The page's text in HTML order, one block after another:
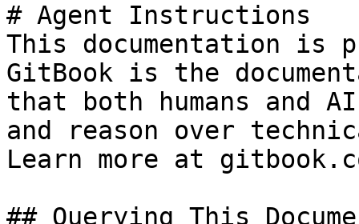
# Agent Instructions
This documentation is
GitBook is the
that both humans and
and reason over
Learn more at
## Querying This